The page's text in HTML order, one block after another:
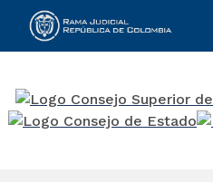
Rama Judicial